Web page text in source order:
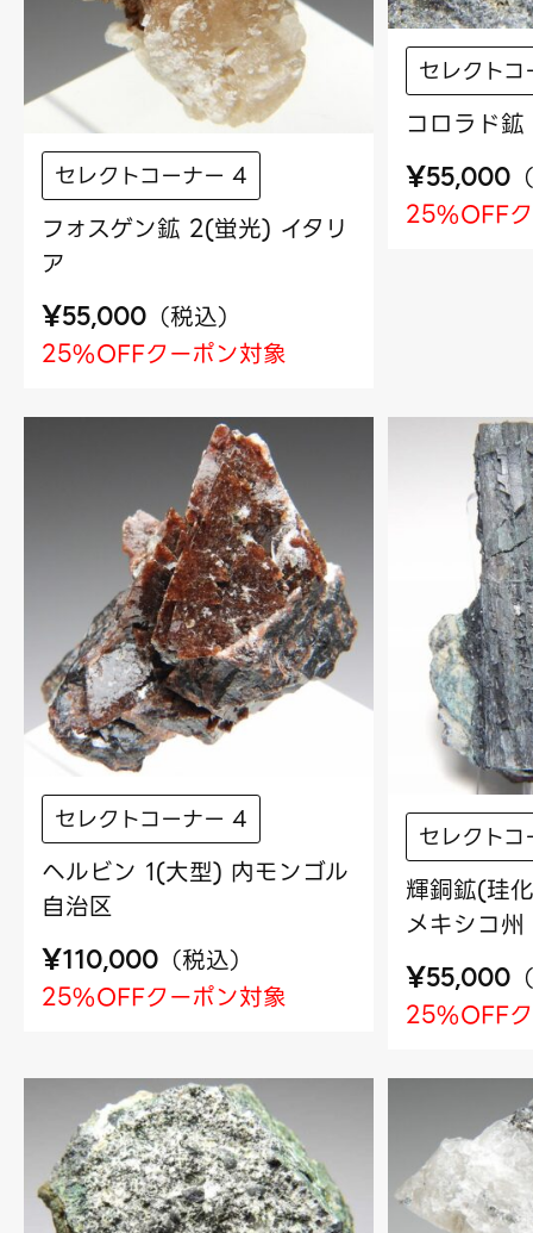
セレクトコーナー 4
フォスゲン鉱 2(蛍光) イタリ
ア
¥55,000 （税込）
25%OFFクーポン対象
セレクト
コロラド
¥55,000 （
25%OFF
セレクトコーナー 4
ヘルビン 1(大型) 内モンゴル
自治区
¥110,000 （税込）
25%OFFクーポン対象
セレクト
輝銅鉱(珪
メキシコ州
¥55,000 （
25%OFF